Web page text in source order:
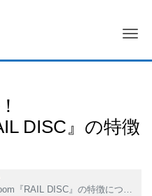
DISC』の特徴
RAIL DISC』の特徴について紹介